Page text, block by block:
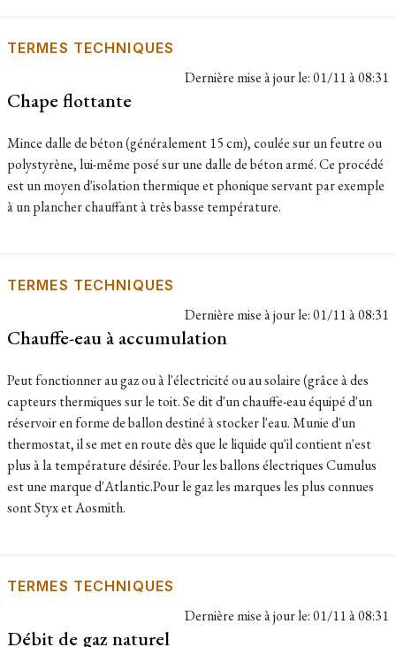
TERMES TECHNIQUES
Dernière mise à jour le:01/11 à 08:31
Chape flottante
Mince dalle de béton (généralement 15 cm), coulée sur un feutre ou
polystyrène, lui-même posé sur une dalle de béton armé. Ce procédé
est un moyen d'isolation thermique et phonique servant par exemple
à un plancher chauffant à très basse température.
TERMES TECHNIQUES
Dernière mise à jour le:01/11 à 08:31
Chauffe-eau à accumulation
Peut fonctionner au gaz ou à l'électricité ou au solaire (grâce à des
capteurs thermiques sur le toit. Se dit d'un chauffe-eau équipé d'un
réservoir en forme de ballon destiné à stocker l'eau. Munie d'un
thermostat, il se met en route dès que le liquide qu'il contient n'est
plus à la température désirée. Pour les ballons électriques Cumulus
est une marque d'Atlantic.Pour le gaz les marques les plus connues
sont Styx et Aosmith.
TERMES TECHNIQUES
Dernière mise à jour le:01/11 à 08:31
Débit de gaz naturel